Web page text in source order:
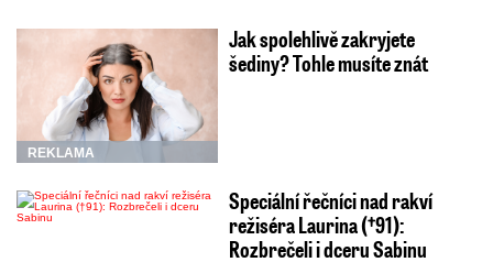
REKLAMA
Jak spolehlivě zakryjete
šediny? Tohle musíte znát
Speciální řečníci nad rakví
režiséra Laurina (†91):
Rozbrečeli i dceru Sabinu